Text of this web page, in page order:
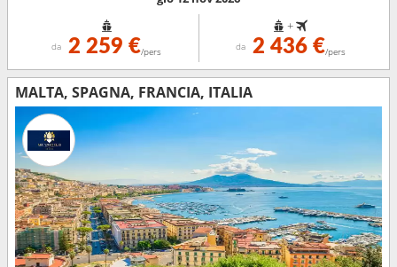
da 2 259 €/pers
+
da 2 436 €/pers
MALTA, SPAGNA, FRANCIA, ITALIA